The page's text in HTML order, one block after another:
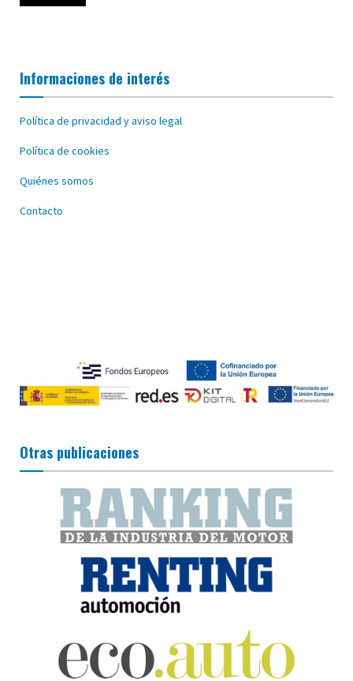
Informaciones de interés
Política de privacidad y aviso legal
Política de cookies
Quiénes somos
Contacto
Otras publicaciones